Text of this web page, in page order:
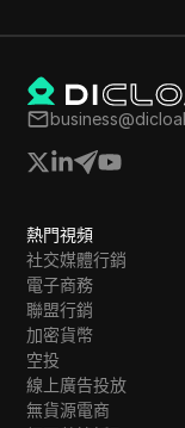
熱門視頻
社交媒體行銷
電子商務
聯盟行銷
加密貨幣
空投
線上廣告投放
無貨源電商